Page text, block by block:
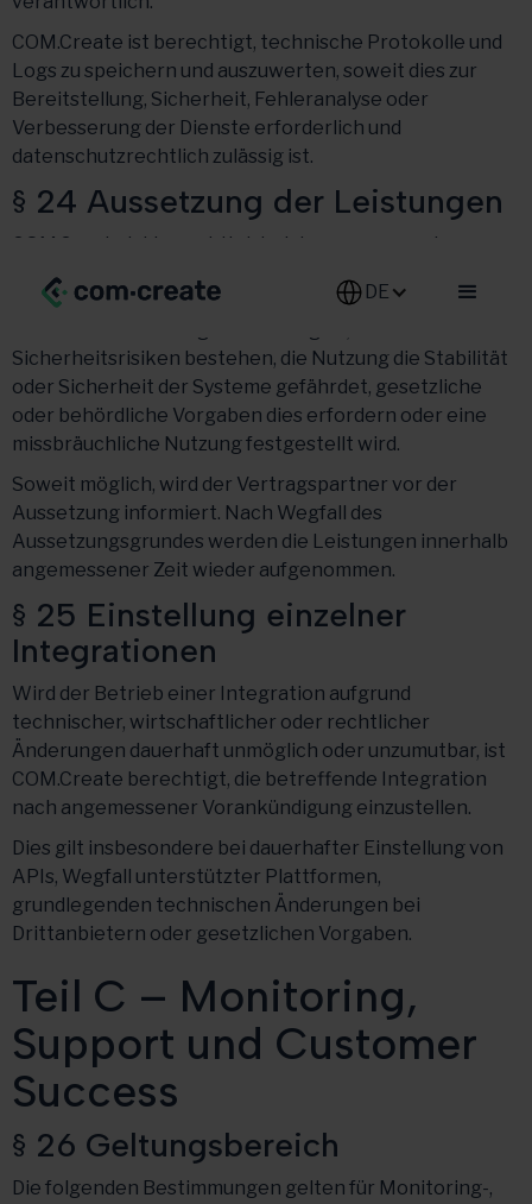
DE-DE
COM.Create ist berechtigt, technische Protokolle und
Logs zu speichern und auszuwerten, soweit dies zur
Bereitstellung, Sicherheit, Fehleranalyse oder
Verbesserung der Dienste erforderlich und
datenschutzrechtlich zulässig ist.
§ 24 Aussetzung der Leistungen
COM.Create ist berechtigt, Leistungen ganz oder
teilweise vorübergehend auszusetzen, wenn der
Vertragspartner trotz Mahnung und angemessener
Sicherheitsrisiken bestehen, die Nutzung die Stabilität
oder Sicherheit der Systeme gefährdet, gesetzliche
oder behördliche Vorgaben dies erfordern oder eine
missbräuchliche Nutzung festgestellt wird.
Soweit möglich, wird der Vertragspartner vor der
Aussetzung informiert. Nach Wegfall des
Aussetzungsgrundes werden die Leistungen innerhalb
angemessener Zeit wieder aufgenommen.
§ 25 Einstellung einzelner
Integrationen
Wird der Betrieb einer Integration aufgrund
technischer, wirtschaftlicher oder rechtlicher
Änderungen dauerhaft unmöglich oder unzumutbar, ist
COM.Create berechtigt, die betreffende Integration
nach angemessener Vorankündigung einzustellen.
Dies gilt insbesondere bei dauerhafter Einstellung von
APIs, Wegfall unterstützter Plattformen,
grundlegenden technischen Änderungen bei
Drittanbietern oder gesetzlichen Vorgaben.
Teil C – Monitoring,
Support und Customer
Success
§ 26 Geltungsbereich
Die folgenden Bestimmungen gelten für Monitoring-,